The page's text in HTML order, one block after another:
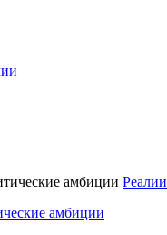
Реалии
амбиции